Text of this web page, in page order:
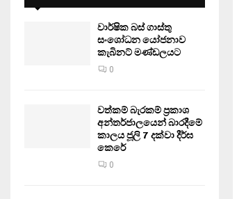
වාර්ෂික බස් ගාස්තු
සංශෝධන යෝජනාව
කැබිනට් මණ්ඩලයට
0
වත්කම් බැරකම් ප්‍රකාශ
අන්තර්ජාලයෙන් බාරදීමේ
කාලය ජූලි 7 දක්වා දීර්ඝ
කෙරේ
0